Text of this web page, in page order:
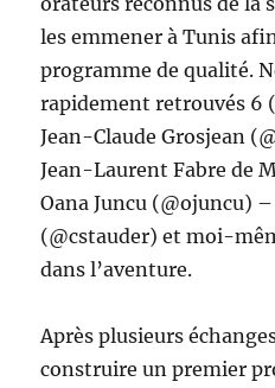
les emmener à Tunis
programme de qualité.
rapidement retrouvés 6
Jean-Claude Grosjean
Jean-Laurent Fabre de
Oana Juncu (@ojuncu)
(@cstauder) et moi-
dans l’aventure.
Après plusieurs
construire un premier